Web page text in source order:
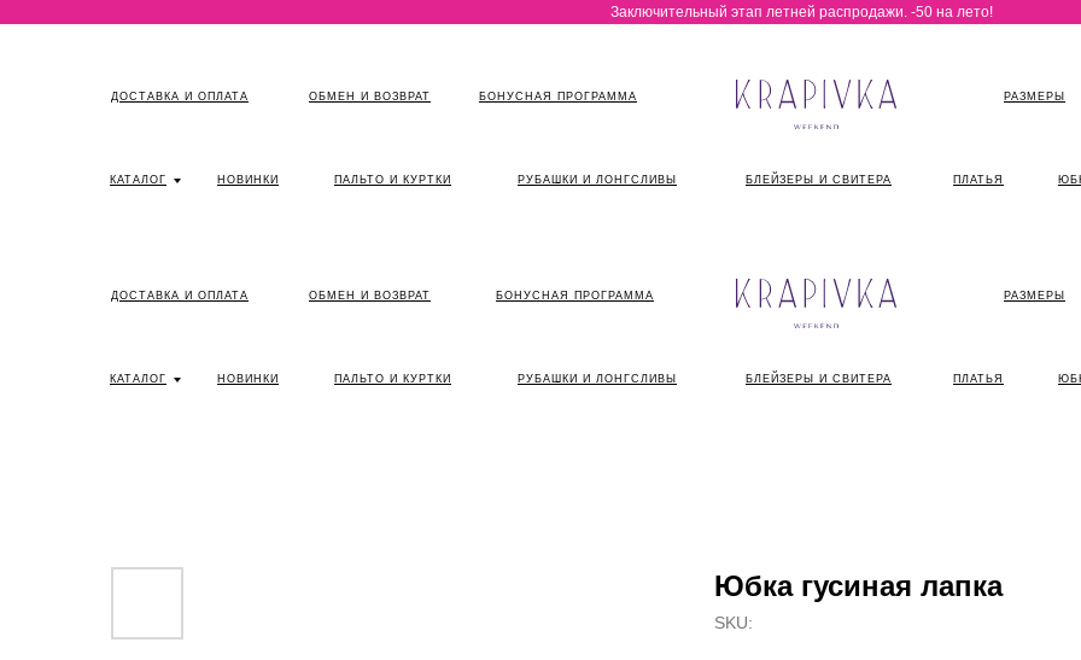
Заключительный этап летней распродажи. -50 на лето!
РУБАШКИ И ЛОНГСЛИВЫ
КАТАЛОГ БЛЕЙЗЕРЫ И СВИТЕРА
РАЗМЕРЫ
ДОСТАВКА И ОПЛАТА ОБМЕН И ВОЗВРАТ
ПЛАТЬЯ
ПАЛЬТО И КУРТКИ
НОВИНКИ
БОНУСНАЯ ПРОГРАММА
РУБАШКИ И ЛОНГСЛИВЫ
КАТАЛОГ БЛЕЙЗЕРЫ И СВИТЕРА
РАЗМЕРЫ
ДОСТАВКА И ОПЛАТА ОБМЕН И ВОЗВРАТ
ПЛАТЬЯ
ПАЛЬТО И КУРТКИ
НОВИНКИ
БОНУСНАЯ ПРОГРАММА
Юбка гусиная лапка
SKU: